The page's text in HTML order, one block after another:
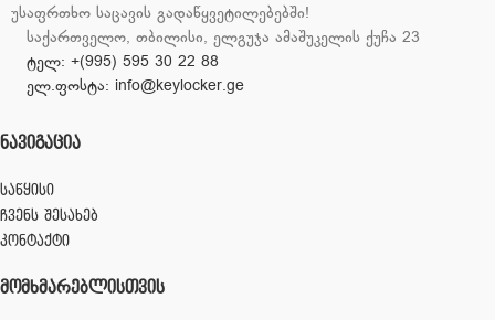
უსაფრთხო საცავის გადაწყვეტილებებში!
საქართველო, თბილისი, ელგუჯა ამაშუკელის ქუჩა 23
ტელ: +(995) 595 30 22 88
ელ.ფოსტა: info@keylocker.ge
ᲜᲐᲕᲘᲒᲐᲪᲘᲐ
საწყისი
ჩვენს შესახებ
კონტაქტი
ᲛᲝᲛᲮᲛᲐᲠᲔᲑᲚᲘᲡᲗᲕᲘᲡ